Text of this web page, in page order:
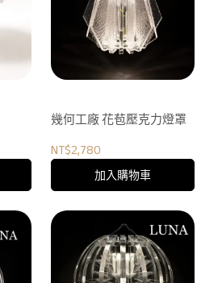
幾何工廠 花苞壓克力燈罩
NT$2,780
加入購物車